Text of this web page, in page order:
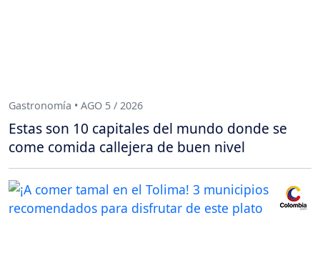
Gastronomía • AGO 5 / 2026
Estas son 10 capitales del mundo donde se
come comida callejera de buen nivel